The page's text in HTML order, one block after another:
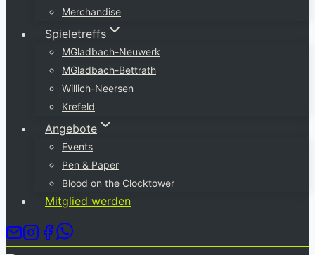
Merchandise
Spieletreffs
MGladbach-Neuwerk
MGladbach-Bettrath
Willich-Neersen
Krefeld
Angebote
Events
Pen & Paper
Blood on the Clocktower
Mitglied werden